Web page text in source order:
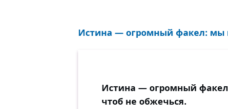
Истина — огромный факел: мы
Истина — огромный
чтоб не обжечься.